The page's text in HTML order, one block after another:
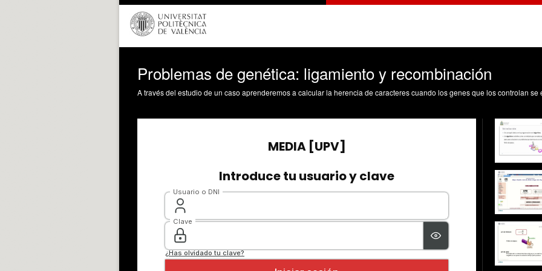
Problemas de genética: ligamiento y recombinación